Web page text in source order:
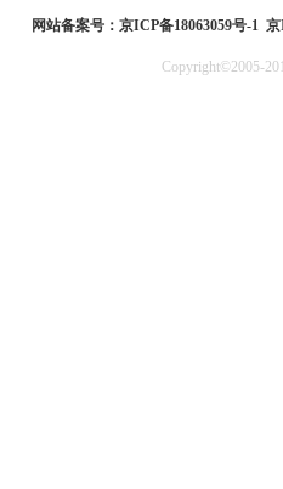
网站备案号： 京ICP备18063059号-1 京
Copyright©2005-